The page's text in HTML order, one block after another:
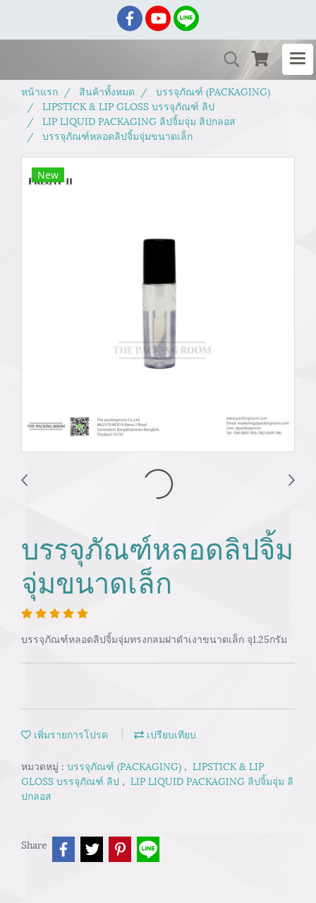
หน้าแรก สินค้าทั้งหมด
บรรจุภัณฑ์ (PACKAGING)
LIPSTICK & LIP GLOSS บรรจุภัณฑ์ ลิป
LIP LIQUID PACKAGING ลิปจิ้มจุ่ม ลิปกลอส
บรรจุภัณฑ์หลอดลิปจิ้มจุ่มขนาดเล็ก
New
บรรจุภัณฑ์หลอดลิปจิ้ม
จุ่มขนาดเล็ก
บรรจุภัณฑ์หลอดลิปจิ้มจุ่มทรงกลมฝาดำเงาขนาดเล็ก จุ1.25กรัม
เพิ่มรายการโปรด เปรียบเทียบ
หมวดหมู่ : บรรจุภัณฑ์ (PACKAGING) , LIPSTICK & LIP
GLOSS บรรจุภัณฑ์ ลิป , LIP LIQUID PACKAGING ลิปจิ้มจุ่ม ลิ
ปกลอส
Share